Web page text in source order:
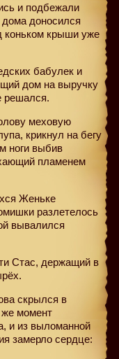
и подбежали
дома доносился
коньком крыши уже
бабулек и
дом на выручку
решался.
меховую
крикнул на бегу
ноги выбив
пламенем
Женьке
разлетелось
вывалился
Стас, держащий в
скрылся в
момент
и из выломанной
замерло сердце: